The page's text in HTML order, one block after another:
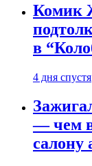
Комик
в
4 дня спустя
— чем
салону